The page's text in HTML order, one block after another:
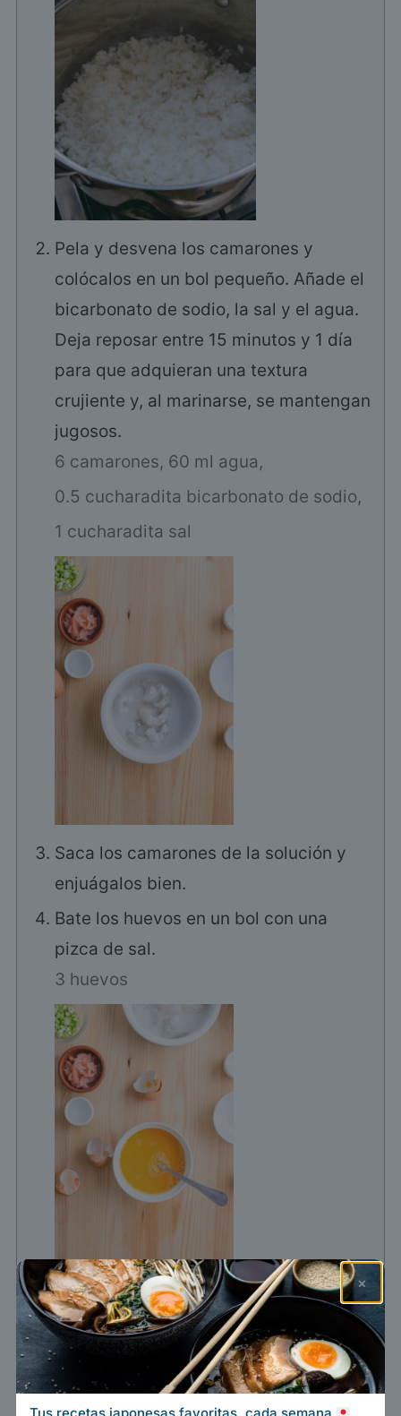
Pela y desvena los camarones y
colócalos en un bol pequeño. Añade el
bicarbonato de sodio, la sal y el agua.
Deja reposar entre 15 minutos y 1 día
para que adquieran una textura
crujiente y, al marinarse, se mantengan
jugosos.
6 camarones, 60 ml agua,
0.5 cucharadita bicarbonato de sodio,
1 cucharadita sal
Saca los camarones de la solución y
enjuágalos bien.
Bate los huevos en un bol con una
pizca de sal.
3 huevos
Calienta una cantidad generosa de
aceite en una sartén o wok.
Vierte los huevos en la sartén. Cuando
empiecen a burbujear y la base
×
Tus recetas japonesas favoritas, cada semana